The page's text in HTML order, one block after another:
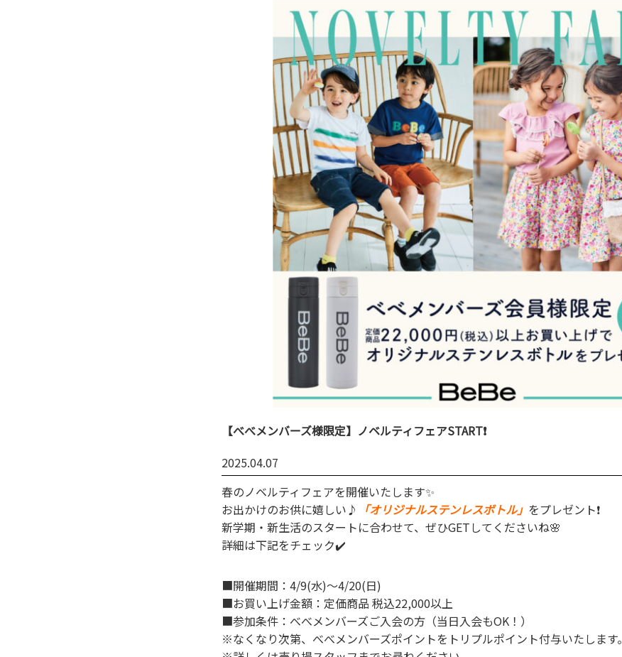
【べべメンバーズ様限定】ノベルティフェアSTART❗
2025.04.07
春のノベルティフェアを開催いたします✨
お出かけのお供に嬉しい♪
「オリジナルステンレスボトル」 をプレゼント❗
新学期・新生活のスタートに合わせて、ぜひGETしてくださいね🌸
詳細は下記をチェック✔️
■開催期間：4/9(水)～4/20(日)
■お買い上げ金額：定価商品 税込22,000以上
■参加条件：べべメンバーズご入会の方（当日入会もOK！）
※なくなり次第、べべメンバーズポイントをトリプルポイント付与いたします。